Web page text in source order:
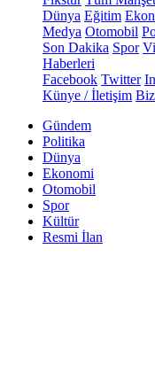
Dünya Eğitim
Medya Otomobil
Son Dakika Spor
Haberleri
Facebook Twitter
Künye / İletişim
Gündem
Politika
Dünya
Ekonomi
Otomobil
Spor
Kültür
Resmi İlan